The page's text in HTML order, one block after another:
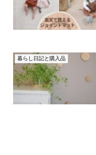
暮らし日記と購入品